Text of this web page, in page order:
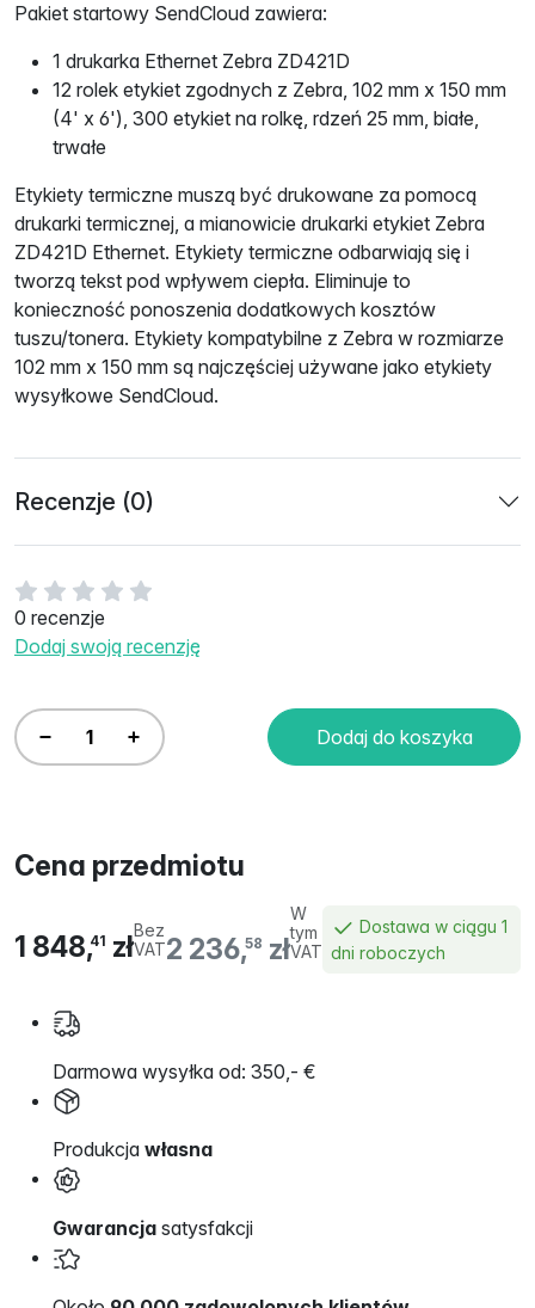
0 recenzje
Dodaj swoją recenzję
Dodaj do koszyka
Cena przedmiotu
2 236,58 zł
W
tym
VAT
1 848,41 złBez
VAT
Dostawa w ciągu 1
dni roboczych
Darmowa wysyłka od: 350,- €
Produkcja własna
Gwarancja satysfakcji
Pakiet startowy SendCloud zawiera:
1 drukarka Ethernet Zebra ZD421D
12 rolek etykiet zgodnych z Zebra, 102 mm x 150 mm
(4' x 6'), 300 etykiet na rolkę, rdzeń 25 mm, białe,
trwałe
Etykiety termiczne muszą być drukowane za pomocą
drukarki termicznej, a mianowicie drukarki etykiet Zebra
ZD421D Ethernet. Etykiety termiczne odbarwiają się i
tworzą tekst pod wpływem ciepła. Eliminuje to
konieczność ponoszenia dodatkowych kosztów
tuszu/tonera. Etykiety kompatybilne z Zebra w rozmiarze
102 mm x 150 mm są najczęściej używane jako etykiety
wysyłkowe SendCloud.
Recenzje (0)